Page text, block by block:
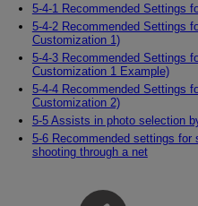
5-4-1 Recommended Settings
5-4-2 Recommended Settings
Customization 1)
5-4-3 Recommended Settings
Customization 1 Example)
5-4-4 Recommended Settings
Customization 2)
5-5 Assists in photo selection
5-6 Recommended settings
shooting through a net